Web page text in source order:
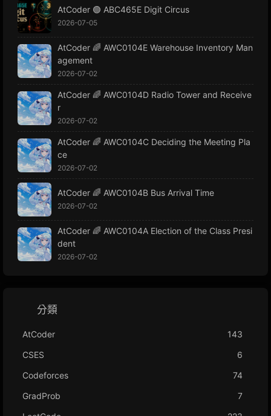
AtCoder 🟢 ABC465E Digit Circus
2026-07-05
AtCoder 🌈 AWC0104E Warehouse Inventory Man
agement
2026-07-02
AtCoder 🌈 AWC0104D Radio Tower and Receive
r
2026-07-02
AtCoder 🌈 AWC0104C Deciding the Meeting Pla
ce
2026-07-02
AtCoder 🌈 AWC0104B Bus Arrival Time
2026-07-02
AtCoder 🌈 AWC0104A Election of the Class Presi
dent
2026-07-02
分類
AtCoder
143
CSES
6
Codeforces
74
GradProb
7